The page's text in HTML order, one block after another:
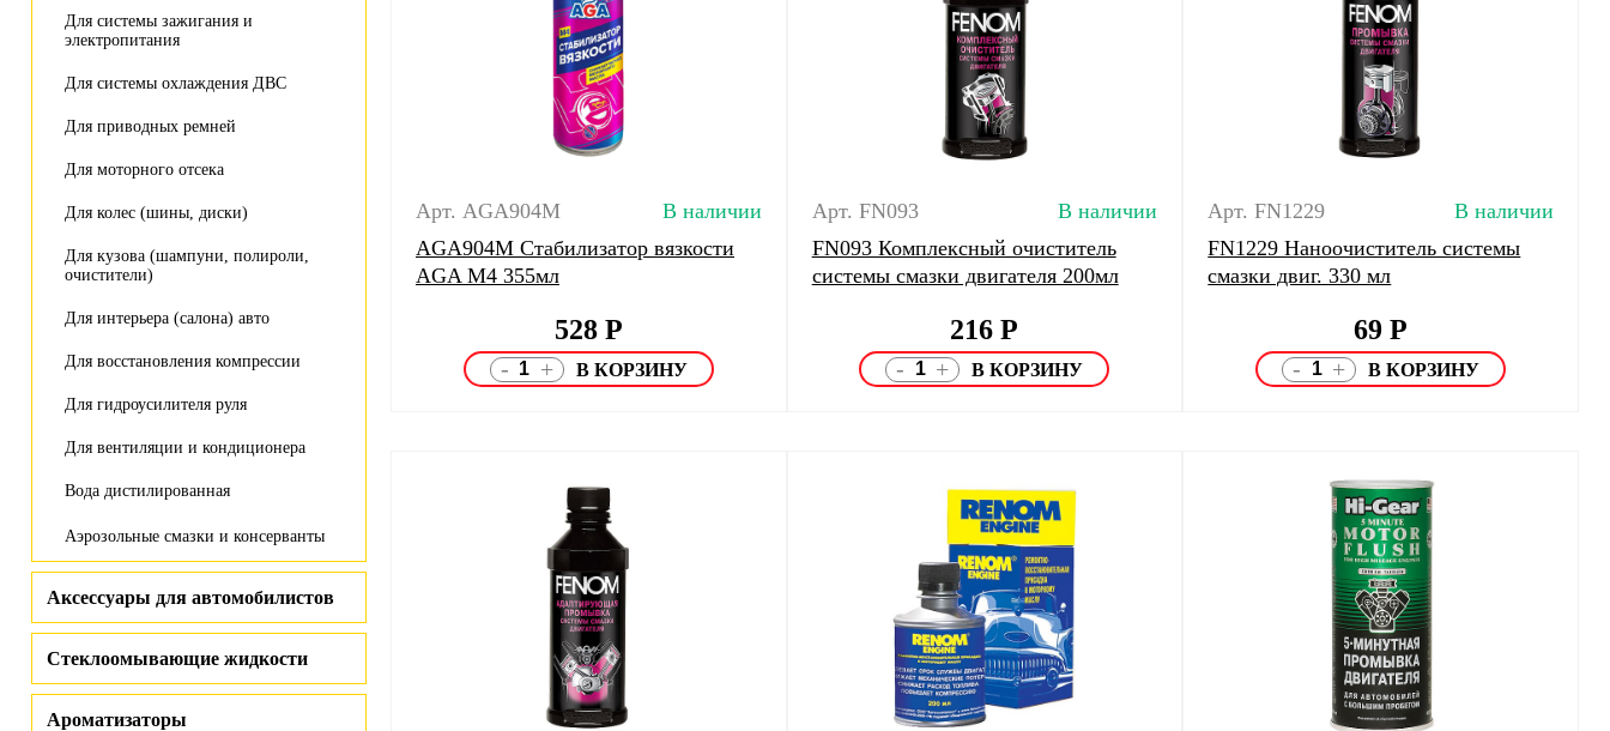
Для системы зажигания и
электропитания
Для системы охлаждения ДВС
Для приводных ремней
Для моторного отсека
Для колес (шины, диски)
Для кузова (шампуни, полироли,
очистители)
Для интерьера (салона) авто
Для восстановления компрессии
Для гидроусилителя руля
Для вентиляции и кондиционера
Вода дистилированная
Аэрозольные смазки и консерванты
Аксессуары для автомобилистов
Стеклоомывающие жидкости
Ароматизаторы
Арт. AGA904M
В наличии
AGA904M Стабилизатор вязкости
AGA M4 355мл
528 Р
- +
Арт. FN093
В наличии
FN093 Комплексный очиститель
системы смазки двигателя 200мл
216Р
- +
Арт. FN1229
В наличии
FN1229 Наноочиститель системы
смазки двиг. 330 мл
69Р
- +